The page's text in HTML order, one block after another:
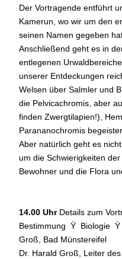
Der Vortragende entführt
Kamerun, wo wir um den
seinen Namen gegeben
Anschließend geht es in
entlegenen
unserer Entdeckungen
Welsen über Salmler und
die Pelvicachromis, aber
finden Zwergtilapien!),
Parananochromis
Aber natürlich geht es
um die Schwierigkeiten
Bewohner und die Flora
14.00 Uhr Details zum
Bestimmung Ÿ Biologie Ÿ
Groß, Bad Münstereifel
Dr. Harald Groß, Leiter